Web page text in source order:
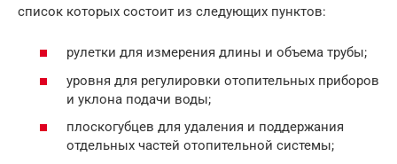
список которых состоит из следующих пунктов:
рулетки для измерения длины и объема трубы;
уровня для регулировки отопительных приборов
и уклона подачи воды;
плоскогубцев для удаления и поддержания
отдельных частей отопительной системы;